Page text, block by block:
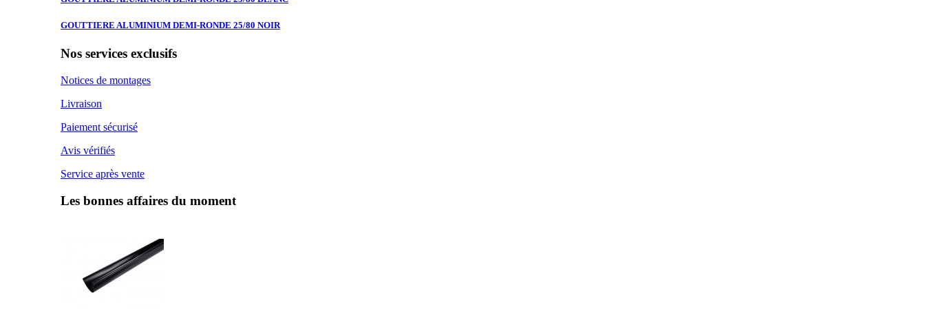
GOUTTIERE ALUMINIUM DEMI-RONDE 25/80 NOIR
Nos services exclusifs
Notices de montages
Livraison
Paiement sécurisé
Avis vérifiés
Service après vente
Les bonnes affaires du moment